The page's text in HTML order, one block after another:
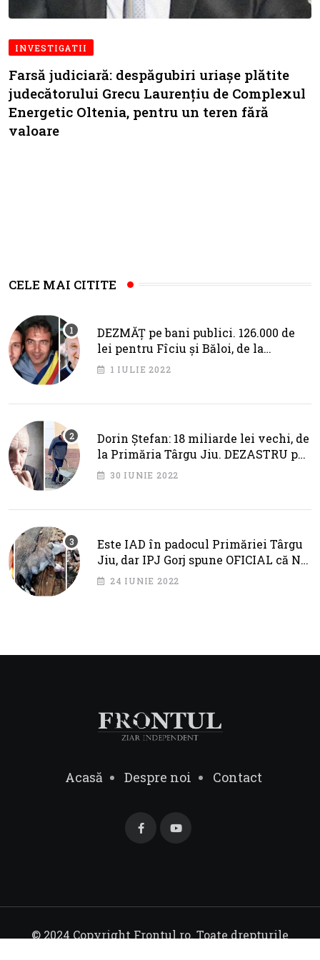
INVESTIGATII
Farsă judiciară: despăgubiri uriașe plătite
judecătorului Grecu Laurențiu de Complexul
Energetic Oltenia, pentru un teren fără
valoare
CELE MAI CITITE
DEZMĂȚ pe bani publici. 126.000 de
lei pentru Fîciu și Băloi, de la
primarul Cotojman
1 IULIE 2022
Dorin Ștefan: 18 miliarde lei vechi, de
la Primăria Târgu Jiu. DEZASTRU pe
AXA BRÂNCUȘI
30 IUNIE 2022
Este IAD în padocul Primăriei Târgu
Jiu, dar IPJ Gorj spune OFICIAL că NU
SUNT PROBLEME!
24 IUNIE 2022
Acasă Despre noi Contact
© 2024 Copyright Frontul.ro. Toate drepturile